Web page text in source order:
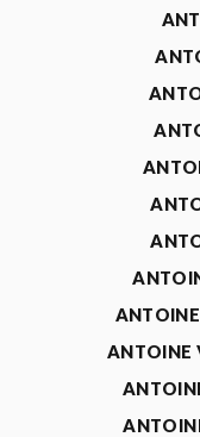
ANTOINE